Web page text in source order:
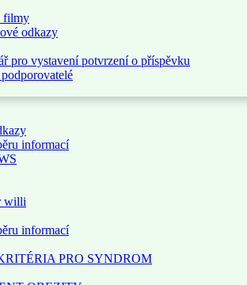
filmy
odkazy
pro vystavení potvrzení o příspěvku
informací
willi
informací
PRO SYNDROM